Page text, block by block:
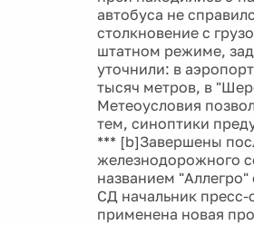
автобуса не
столкновение с
штатном режиме,
уточнили: в
тысяч метров, в
Метеоусловия
тем, синоптики
*** [b]Завершены
железнодорожного
названием
СД начальник
применена новая